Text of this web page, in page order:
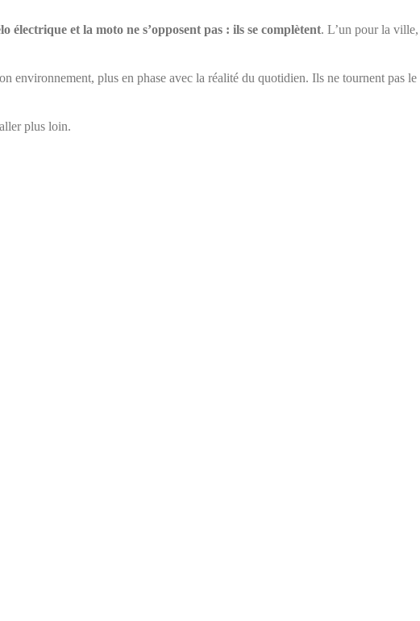
électrique et la moto ne s’opposent pas : ils se complètent. L’un pour la ville,
environnement, plus en phase avec la réalité du quotidien. Ils ne tournent pas le
plus loin.